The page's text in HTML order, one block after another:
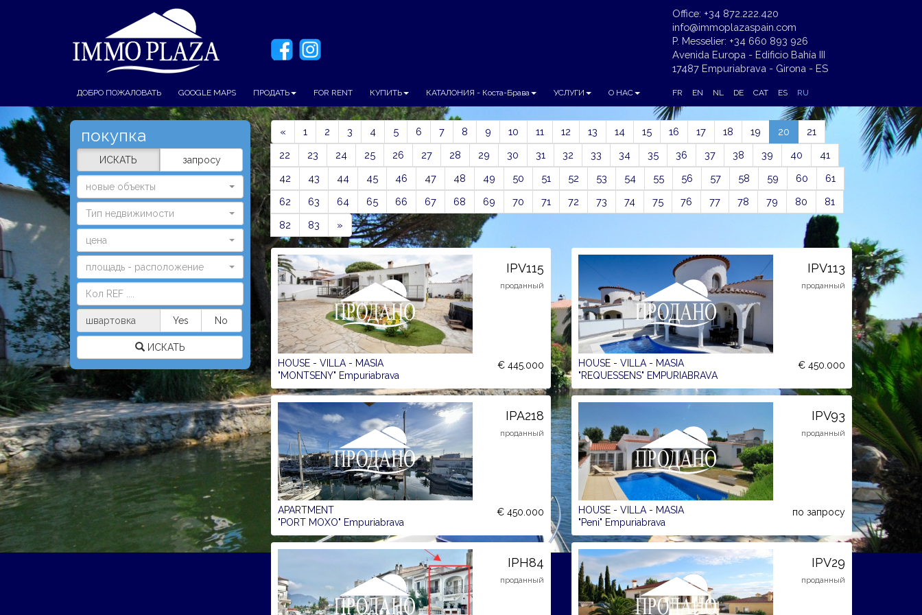
Office: +34 872.222.420
info@immoplazaspain.com
P. Messelier: +34 660 893 926
Avenida Europa - Edificio Bahía III
17487 Empuriabrava - Girona - ES
ДОБРО ПОЖАЛОВАТЬ GOOGLE MAPS ПРОДАТЬ FOR RENT КУПИТЬ КАТАЛОНИЯ - Коста-Брава УСЛУГИ О НАС FR EN NL DE CAT ES RU
покупка
ИСКАТЬ запросу
новые объекты
Тип недвижимости
цена
площадь - расположение
швартовка Yes No
ИСКАТЬ
«Previous
1 2 3 4 5 6 7 8 9 10 11 12 13 14 15 16 17 18 19 20(current)
21
22
23 24 25 26 27 28 29 30 31 32 33 34 35 36 37 38 39 40
41
42
43 44 45 46 47 48 49 50 51 52 53 54 55 56 57 58 59 60
61
62
63 64 65 66 67 68 69 70 71 72 73 74 75 76 77 78 79 80
81
82
83 »Next
IPV115
проданный
HOUSE - VILLA - MASIA
"MONTSENY" Empuriabrava
€ 445.000
IPV113
проданный
HOUSE - VILLA - MASIA
"REQUESSENS" EMPURIABRAVA
€ 450.000
IPA218
проданный
APARTMENT
"PORT MOXO" Empuriabrava
€ 450.000
IPV93
проданный
HOUSE - VILLA - MASIA
"Peni" Empuriabrava
по запросу
IPH84
проданный
IPV29
проданный